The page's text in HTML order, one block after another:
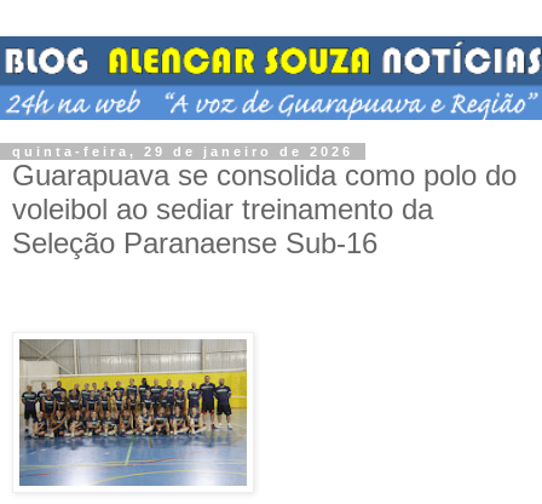
quinta-feira, 29 de janeiro de 2026
Guarapuava se consolida como polo do
voleibol ao sediar treinamento da
Seleção Paranaense Sub-16